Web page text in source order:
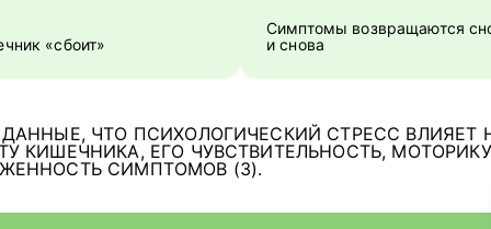
«сбоит»
Симптомы возвращаются
и снова
ДАННЫЕ, ЧТО ПСИХОЛОГИЧЕСКИЙ СТРЕСС ВЛИЯЕТ
КИШЕЧНИКА, ЕГО ЧУВСТВИТЕЛЬНОСТЬ,
СИМПТОМОВ (3).